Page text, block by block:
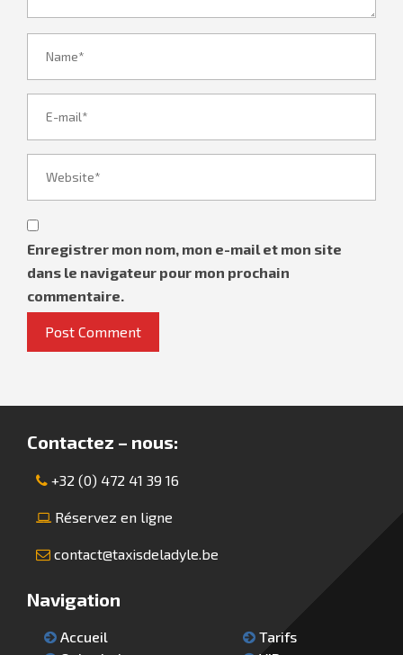
Enregistrer mon nom, mon e-mail et mon site
dans le navigateur pour mon prochain
commentaire.
Contactez – nous:
+32 (0) 472 41 39 16
Réservez en ligne
contact@taxisdeladyle.be
Navigation
Accueil
Tarifs